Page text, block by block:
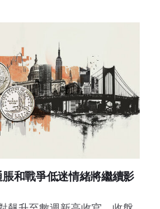
和戰爭低迷情緒將繼續影